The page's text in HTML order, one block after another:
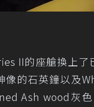
II的座艙換上
像的石英鐘以及
Ash wood灰